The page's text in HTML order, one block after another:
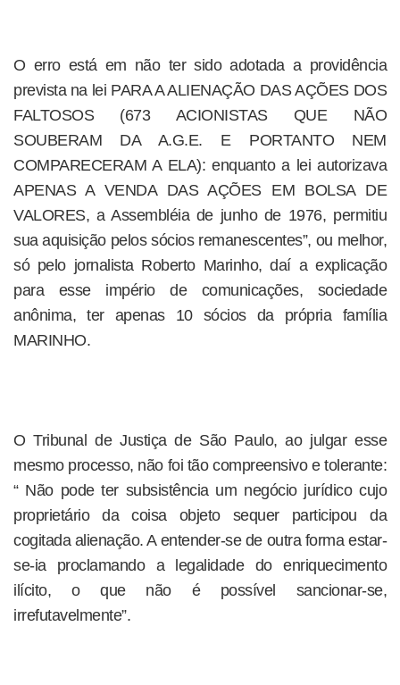
O erro está em não ter sido adotada a providência
prevista na lei PARA A ALIENAÇÃO DAS AÇÕES DOS
FALTOSOS (673 ACIONISTAS QUE NÃO
SOUBERAM DA A.G.E. E PORTANTO NEM
COMPARECERAM A ELA): enquanto a lei autorizava
APENAS A VENDA DAS AÇÕES EM BOLSA DE
VALORES, a Assembléia de junho de 1976, permitiu
sua aquisição pelos sócios remanescentes”, ou melhor,
só pelo jornalista Roberto Marinho, daí a explicação
para esse império de comunicações, sociedade
anônima, ter apenas 10 sócios da própria família
MARINHO.
O Tribunal de Justiça de São Paulo, ao julgar esse
mesmo processo, não foi tão compreensivo e tolerante:
“ Não pode ter subsistência um negócio jurídico cujo
proprietário da coisa objeto sequer participou da
cogitada alienação. A entender-se de outra forma estar-
se-ia proclamando a legalidade do enriquecimento
ilícito, o que não é possível sancionar-se,
irrefutavelmente”.